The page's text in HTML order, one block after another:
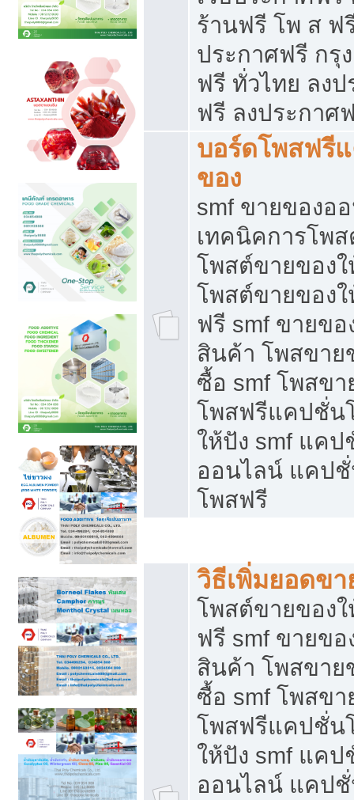
ร้านฟรี โพ ส ฟ
ประกาศฟรี กรุ
ฟรี ทั่วไทย ลง
ฟรี ลงประกาศ
บอร์ดโพสฟรี
ของ
smf ขายของอ
เทคนิคการโพ
โพสต์ขายของ
โพสต์ขายของ
ฟรี smf ขายข
สินค้า โพสขาย
ซื้อ smf โพสข
โพสฟรีแคปชั่น
ให้ปัง smf แค
ออนไลน์ แคป
โพสฟรี
วิธีเพิ่มยอดข
โพสต์ขายของ
ฟรี smf ขายข
สินค้า โพสขาย
ซื้อ smf โพสข
โพสฟรีแคปชั่น
ให้ปัง smf แค
ออนไลน์ แคป